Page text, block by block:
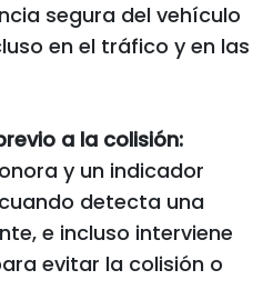
segura del vehículo
en el tráfico y en las
a la colisión:
y un indicador
detecta una
e incluso interviene
evitar la colisión o